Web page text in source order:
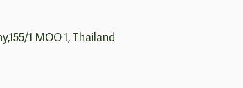
1 MOO 1, Thailand